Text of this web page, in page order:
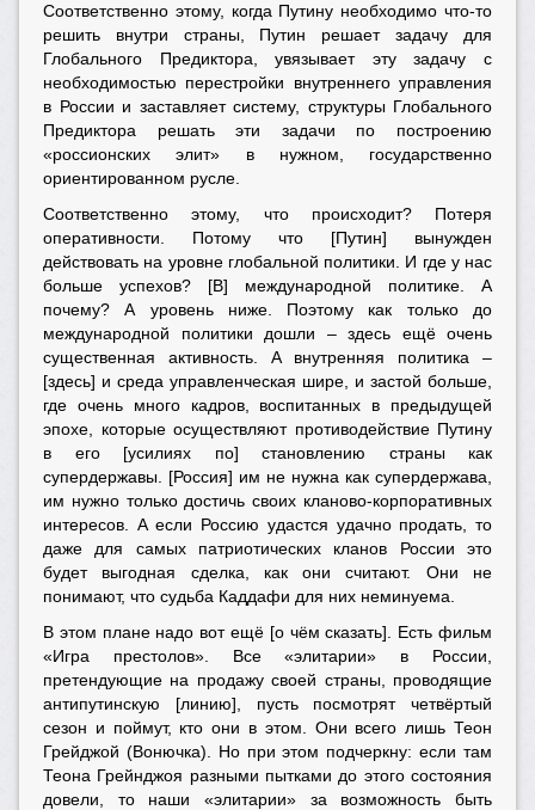
Соответственно этому, когда Путину необходимо что-то
решить внутри страны, Путин решает задачу для
Глобального Предиктора, увязывает эту задачу с
необходимостью перестройки внутреннего управления
в России и заставляет систему, структуры Глобального
Предиктора решать эти задачи по построению
«россионских элит» в нужном, государственно
ориентированном русле.
Соответственно этому, что происходит? Потеря
оперативности. Потому что [Путин] вынужден
действовать на уровне глобальной политики. И где у нас
больше успехов? [В] международной политике. А
почему? А уровень ниже. Поэтому как только до
международной политики дошли – здесь ещё очень
существенная активность. А внутренняя политика –
[здесь] и среда управленческая шире, и застой больше,
где очень много кадров, воспитанных в предыдущей
эпохе, которые осуществляют противодействие Путину
в его [усилиях по] становлению страны как
супердержавы. [Россия] им не нужна как супердержава,
им нужно только достичь своих кланово-корпоративных
интересов. А если Россию удастся удачно продать, то
даже для самых патриотических кланов России это
будет выгодная сделка, как они считают. Они не
понимают, что судьба Каддафи для них неминуема.
В этом плане надо вот ещё [о чём сказать]. Есть фильм
«Игра престолов». Все «элитарии» в России,
претендующие на продажу своей страны, проводящие
антипутинскую [линию], пусть посмотрят четвёртый
сезон и поймут, кто они в этом. Они всего лишь Теон
Грейджой (Вонючка). Но при этом подчеркну: если там
Теона Грейнджоя разными пытками до этого состояния
довели, то наши «элитарии» за возможность быть